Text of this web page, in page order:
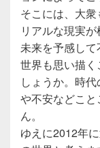
そこには、大
リアルな現実
未来を予感し
世界も思い描
しょうか。時
や不安などこ
ん。
ゆえに2012年